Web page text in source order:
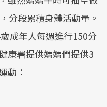
分段累積身體活動量。
成年人每週進行150分
康署提供媽媽們提供3
動：